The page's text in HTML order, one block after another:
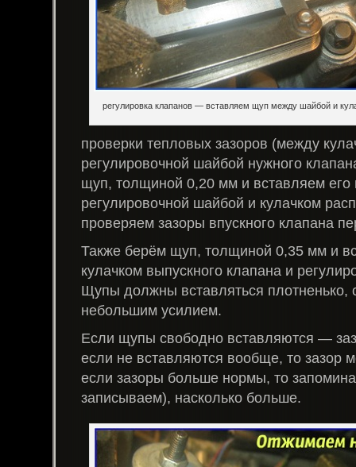
регулировка клапанов — вставляем щуп между шайбой и
проверки тепловых зазоров (между
регулировочной шайбой нужного
щуп, толщиной 0,20 мм и вставляем его
регулировочной шайбой и кулачком
проверяем зазоры впускного клапана
Также берём щуп, толщиной 0,35 мм и
кулачком выпускного клапана и
Щупы должны вставляться плотненько,
небольшим усилием.
Если щупы свободно вставляются —
если не вставляются вообще, то зазор
если зазоры больше нормы, то
записываем), насколько больше.